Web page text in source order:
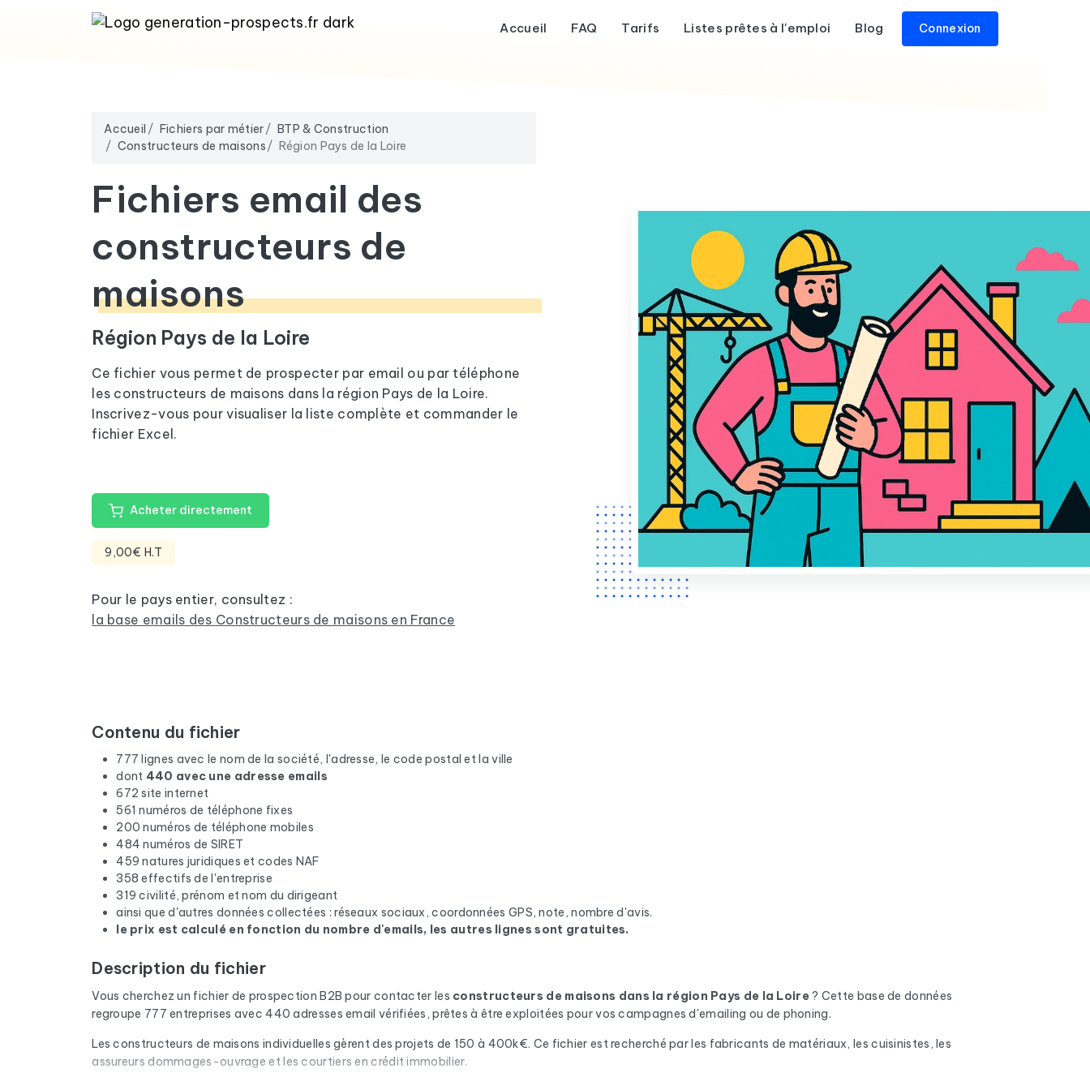
Accueil FAQ Tarifs Listes prêtes à l'emploi Blog Connexion
Accueil Fichiers par métier
BTP & Construction
Constructeurs de maisons
Région Pays de la Loire
Fichiers email des
constructeurs de
maisons
Région Pays de la Loire
Ce fichier vous permet de prospecter par email ou par téléphone
les constructeurs de maisons dans la région Pays de la Loire.
Inscrivez-vous pour visualiser la liste complète et commander le
fichier Excel.
Acheter directement
9,00€ H.T
Pour le pays entier, consultez :
la base emails des Constructeurs de maisons en France
Contenu du fichier
777 lignes avec le nom de la société, l'adresse, le code postal et la ville
dont 440 avec une adresse emails
672 site internet
561 numéros de téléphone fixes
200 numéros de téléphone mobiles
484 numéros de SIRET
459 natures juridiques et codes NAF
358 effectifs de l'entreprise
319 civilité, prénom et nom du dirigeant
ainsi que d'autres données collectées : réseaux sociaux, coordonnées GPS, note, nombre d'avis.
le prix est calculé en fonction du nombre d'emails, les autres lignes sont gratuites.
Description du fichier
Vous cherchez un fichier de prospection B2B pour contacter les constructeurs de maisons dans la région Pays de la Loire ? Cette base de données
regroupe 777 entreprises avec 440 adresses email vérifiées, prêtes à être exploitées pour vos campagnes d'emailing ou de phoning.
Les constructeurs de maisons individuelles gèrent des projets de 150 à 400k€. Ce fichier est recherché par les fabricants de matériaux, les cuisinistes, les
assureurs dommages-ouvrage et les courtiers en crédit immobilier.